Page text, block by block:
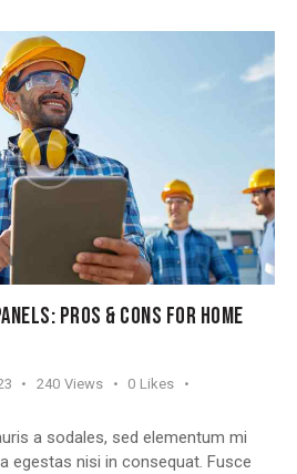
PROS & CONS FOR HOME
240 Views 0 Likes
a sodales, sed elementum mi
egestas nisi in consequat. Fusce